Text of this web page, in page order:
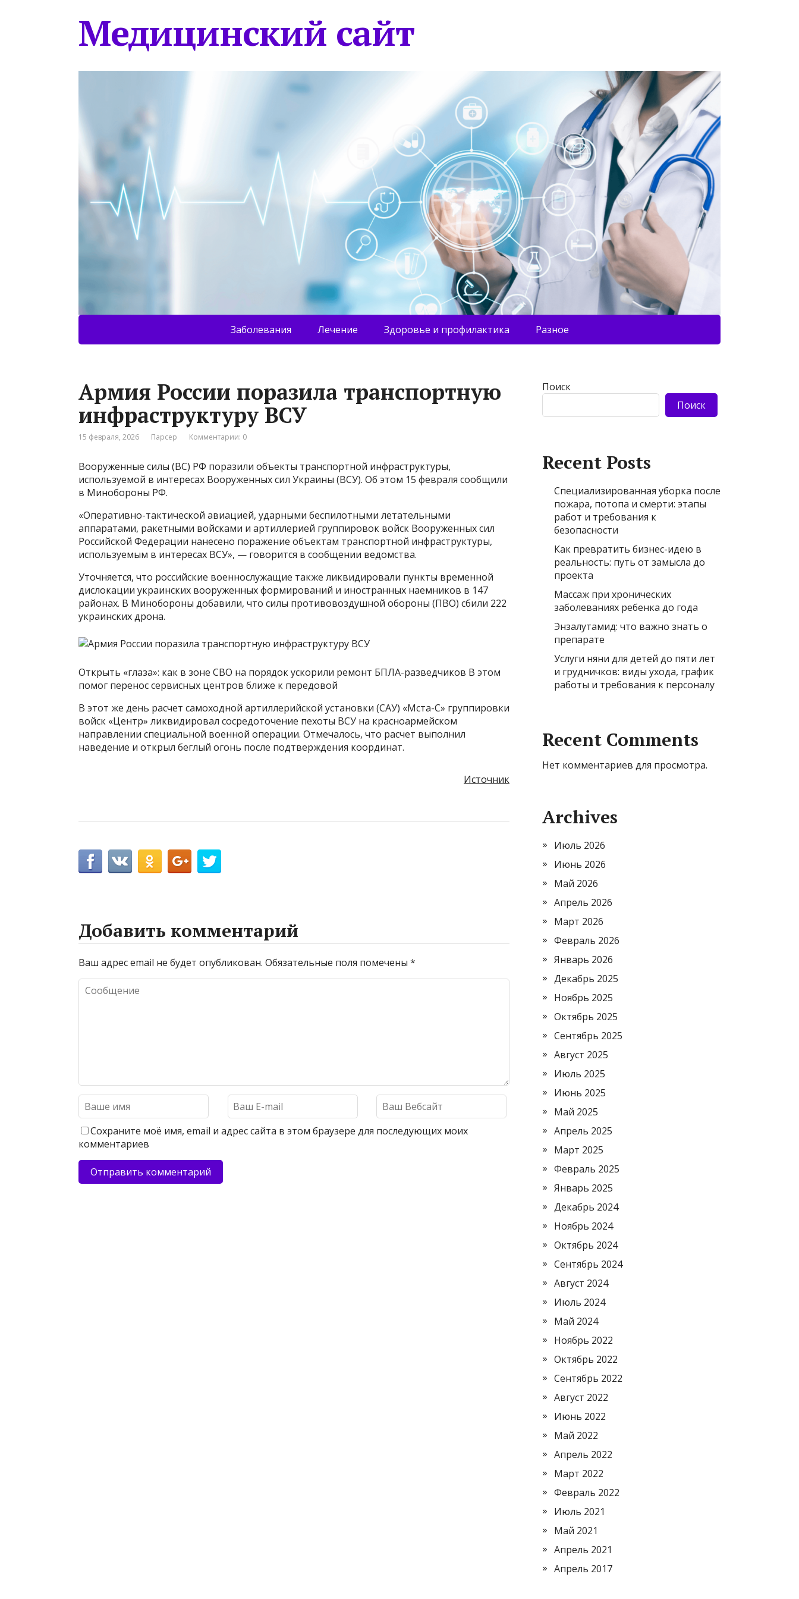
Медицинский сайт
Заболевания Лечение Здоровье и профилактика Разное
Армия России поразила транспортную
инфраструктуру ВСУ
15 февраля, 2026 Парсер Комментарии: 0
Вооруженные силы (ВС) РФ поразили объекты транспортной инфраструктуры,
используемой в интересах Вооруженных сил Украины (ВСУ). Об этом 15 февраля сообщили
в Минобороны РФ.
«Оперативно-тактической авиацией, ударными беспилотными летательными
аппаратами, ракетными войсками и артиллерией группировок войск Вооруженных сил
Российской Федерации нанесено поражение объектам транспортной инфраструктуры,
используемым в интересах ВСУ», — говорится в сообщении ведомства.
Уточняется, что российские военнослужащие также ликвидировали пункты временной
дислокации украинских вооруженных формирований и иностранных наемников в 147
районах. В Минобороны добавили, что силы противовоздушной обороны (ПВО) сбили 222
украинских дрона.
Открыть «глаза»: как в зоне СВО на порядок ускорили ремонт БПЛА-разведчиков В этом
помог перенос сервисных центров ближе к передовой
В этот же день расчет самоходной артиллерийской установки (САУ) «Мста-С» группировки
войск «Центр» ликвидировал сосредоточение пехоты ВСУ на красноармейском
направлении специальной военной операции. Отмечалось, что расчет выполнил
наведение и открыл беглый огонь после подтверждения координат.
Источник
Добавить комментарий
Ваш адрес email не будет опубликован. Обязательные поля помечены *
Сохраните моё имя, email и адрес сайта в этом браузере для последующих моих
комментариев
Поиск
Поиск
Recent Posts
Специализированная уборка после
пожара, потопа и смерти: этапы
работ и требования к
безопасности
Как превратить бизнес-идею в
реальность: путь от замысла до
проекта
Массаж при хронических
заболеваниях ребенка до года
Энзалутамид: что важно знать о
препарате
Услуги няни для детей до пяти лет
и грудничков: виды ухода, график
работы и требования к персоналу
Recent Comments
Нет комментариев для просмотра.
Archives
Июль 2026
Июнь 2026
Май 2026
Апрель 2026
Март 2026
Февраль 2026
Январь 2026
Декабрь 2025
Ноябрь 2025
Октябрь 2025
Сентябрь 2025
Август 2025
Июль 2025
Июнь 2025
Май 2025
Апрель 2025
Март 2025
Февраль 2025
Январь 2025
Декабрь 2024
Ноябрь 2024
Октябрь 2024
Сентябрь 2024
Август 2024
Июль 2024
Май 2024
Ноябрь 2022
Октябрь 2022
Сентябрь 2022
Август 2022
Июнь 2022
Май 2022
Апрель 2022
Март 2022
Февраль 2022
Июль 2021
Май 2021
Апрель 2021
Апрель 2017